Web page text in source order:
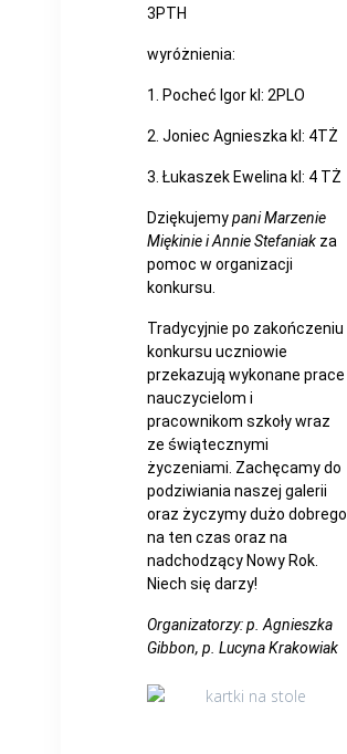
3PTH
wyróżnienia:
1. Pocheć Igor kl: 2PLO
2. Joniec Agnieszka kl: 4TŻ
3. Łukaszek Ewelina kl: 4 TŻ
Dziękujemypani Marzenie
Miękinie i Annie Stefaniakza
pomoc w organizacji
konkursu.
Tradycyjnie po zakończeniu
konkursu uczniowie
przekazują wykonane prace
nauczycielom i
pracownikom szkoły wraz
ze świątecznymi
życzeniami. Zachęcamy do
podziwiania naszej galerii
oraz życzymy dużo dobrego
na ten czas oraz na
nadchodzący Nowy Rok.
Niech się darzy!
Organizatorzy: p. Agnieszka
Gibbon, p. Lucyna Krakowiak